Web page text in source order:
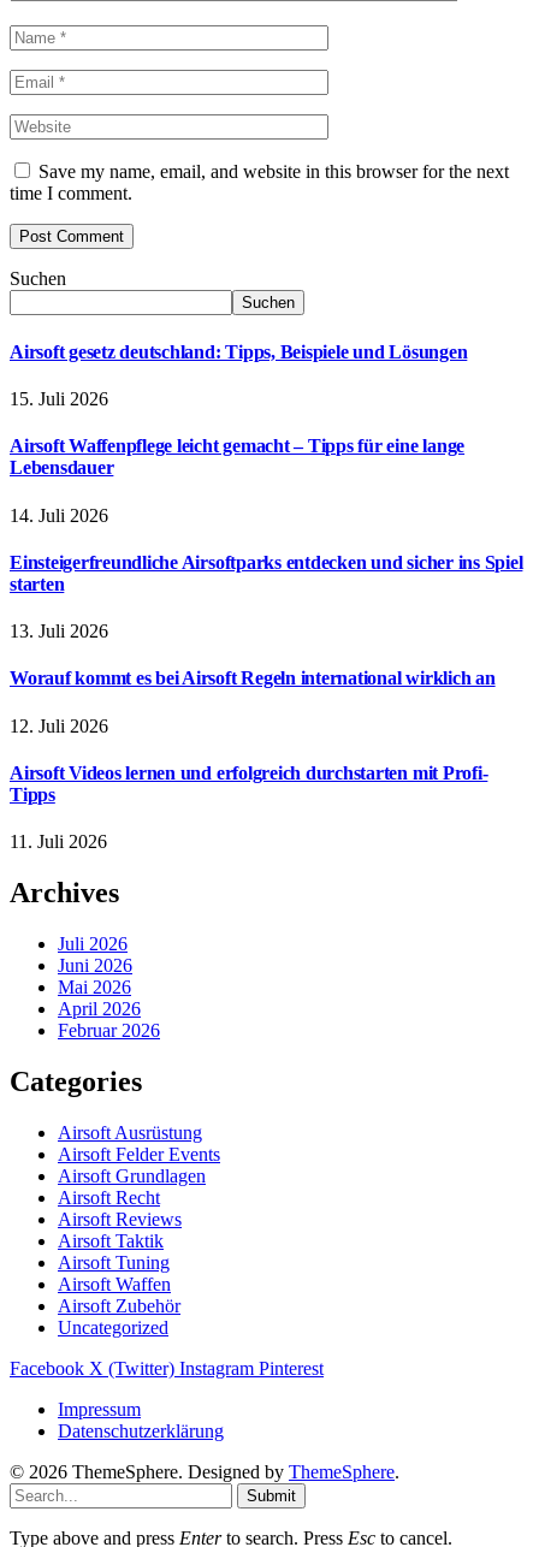
Save my name, email, and website in this browser for the next
time I comment.
Suchen
Suchen
Airsoft gesetz deutschland: Tipps, Beispiele und Lösungen
15. Juli 2026
Airsoft Waffenpflege leicht gemacht – Tipps für eine lange
Lebensdauer
14. Juli 2026
Einsteigerfreundliche Airsoftparks entdecken und sicher ins Spiel
starten
13. Juli 2026
Worauf kommt es bei Airsoft Regeln international wirklich an
12. Juli 2026
Airsoft Videos lernen und erfolgreich durchstarten mit Profi-
Tipps
11. Juli 2026
Archives
Juli 2026
Juni 2026
Mai 2026
April 2026
Februar 2026
Categories
Airsoft Ausrüstung
Airsoft Felder Events
Airsoft Grundlagen
Airsoft Recht
Airsoft Reviews
Airsoft Taktik
Airsoft Tuning
Airsoft Waffen
Airsoft Zubehör
Uncategorized
Facebook X (Twitter) Instagram Pinterest
Impressum
Datenschutzerklärung
© 2026 ThemeSphere. Designed by ThemeSphere.
Submit
Type above and press Enterto search. Press Esc to cancel.